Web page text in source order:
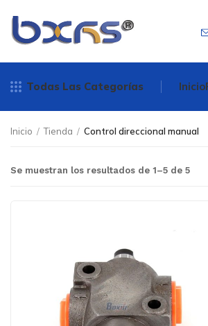
Todas Las Categorías Inicio
Inicio / Tienda / Control direccional manual
Se muestran los resultados de 1–5 de 5